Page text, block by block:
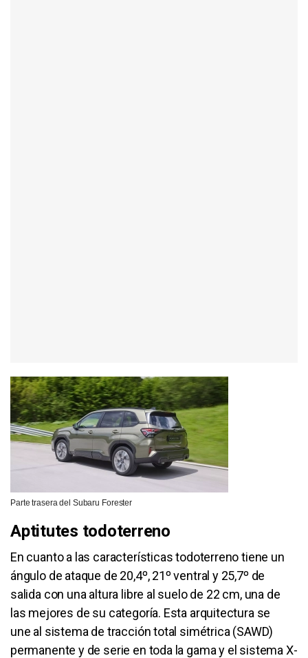
Parte trasera del Subaru Forester
Aptitutes todoterreno
En cuanto a las características todoterreno tiene un
ángulo de ataque de 20,4º, 21º ventral y 25,7º de
salida con una altura libre al suelo de 22 cm, una de
las mejores de su categoría. Esta arquitectura se
une al sistema de tracción total simétrica (SAWD)
permanente y de serie en toda la gama y el sistema X-